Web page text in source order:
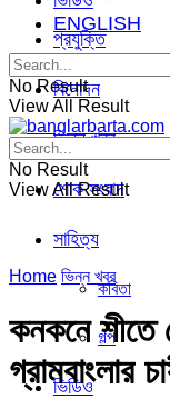
প্রযুক্তি
বিনোদন
ভিন্ন খবর
শোক সংবাদ
সাহিত্য
কবিতা
গল্প
ভিডিও
ENGLISH
No Result
View All Result
No Result
View All Result
Home ভিন্ন খবর
কনকনে শীতে
গ্রামবাংলার